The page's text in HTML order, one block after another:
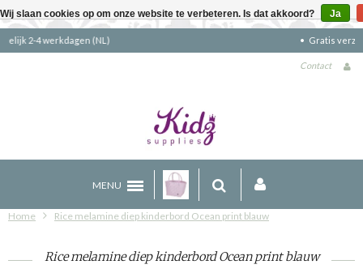
Contact
MENU
Home Rice melamine diep kinderbord Ocean print blauw
Rice melamine diep kinderbord Ocean print blauw
Wij slaan cookies op om onze website te verbeteren. Is dat akkoord? Ja